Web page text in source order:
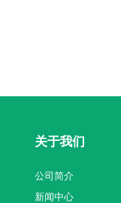
关于我们
公司简介
新闻中心